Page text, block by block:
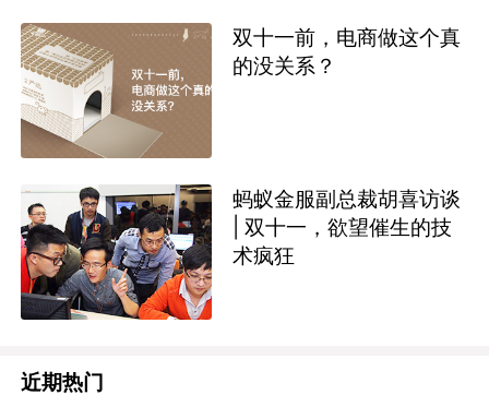
双十一前，电商做这个真
的没关系？
蚂蚁金服副总裁胡喜访谈
| 双十一，欲望催生的技
术疯狂
近期热门